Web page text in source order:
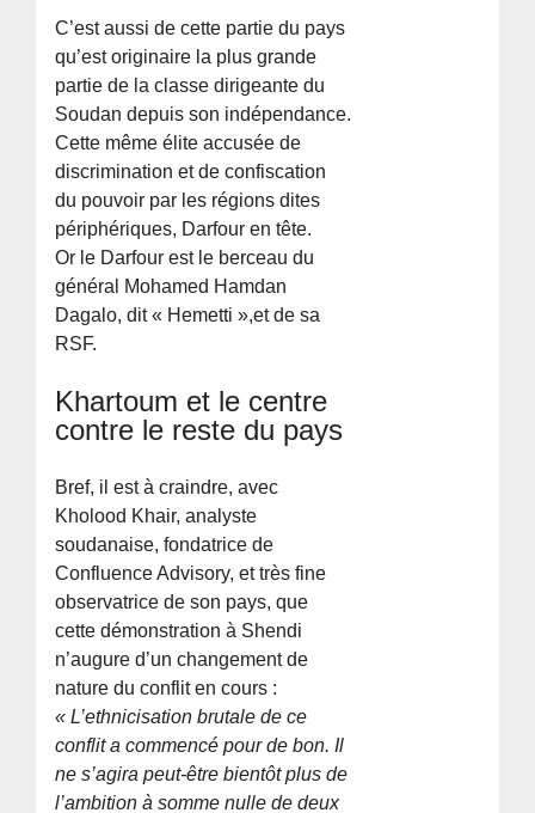
C’est aussi de cette partie du pays
qu’est originaire la plus grande
partie de la classe dirigeante du
Soudan depuis son indépendance.
Cette même élite accusée de
discrimination et de confiscation
du pouvoir par les régions dites
périphériques, Darfour en tête.
Or le Darfour est le berceau du
général Mohamed Hamdan
Dagalo, dit « Hemetti »,et de sa
RSF.
Khartoum et le centre
contre le reste du pays
Bref, il est à craindre, avec
Kholood Khair, analyste
soudanaise, fondatrice de
Confluence Advisory, et très fine
observatrice de son pays, que
cette démonstration à Shendi
n’augure d’un changement de
nature du conflit en cours :
« L’ethnicisation brutale de ce
conflit a commencé pour de bon. Il
ne s’agira peut-être bientôt plus de
l’ambition à somme nulle de deux